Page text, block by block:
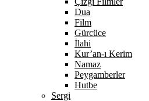
Dua
Film
Gürcüce
İlahi
Kur’an-ı Kerim
Namaz
Peygamberler
Hutbe
Sergi